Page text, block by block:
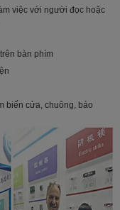
việc với người đọc hoặc
bàn phím
biến cửa, chuông, báo